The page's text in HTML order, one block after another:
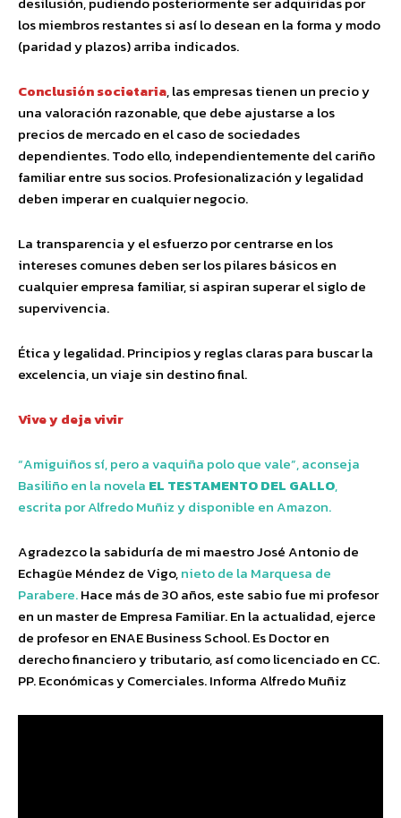
los miembros restantes si así lo desean en la forma y modo
(paridad y plazos) arriba indicados.
Conclusión societaria, las empresas tienen un precio y
una valoración razonable, que debe ajustarse a los
precios de mercado en el caso de sociedades
dependientes. Todo ello, independientemente del cariño
familiar entre sus socios. Profesionalización y legalidad
deben imperar en cualquier negocio.
La transparencia y el esfuerzo por centrarse en los
intereses comunes deben ser los pilares básicos en
cualquier empresa familiar, si aspiran superar el siglo de
supervivencia.
Ética y legalidad. Principios y reglas claras para buscar la
excelencia, un viaje sin destino final.
Vive y deja vivir
“Amiguiños sí, pero a vaquiña polo que vale”, aconseja
Basiliño en la novela EL TESTAMENTO DEL GALLO,
escrita por Alfredo Muñiz y disponible en Amazon.
Agradezco la sabiduría de mi maestro José Antonio de
Echagüe Méndez de Vigo,nieto de la Marquesa de
Parabere.Hace más de 30 años, este sabio fue mi profesor
en un master de Empresa Familiar. En la actualidad, ejerce
de profesor en ENAE Business School. Es Doctor en
derecho financiero y tributario, así como licenciado en CC.
PP. Económicas y Comerciales. Informa Alfredo Muñiz